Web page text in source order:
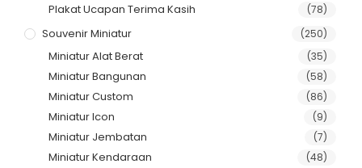
Plakat Ucapan Terima Kasih (78)
Souvenir Miniatur (250)
Miniatur Alat Berat (35)
Miniatur Bangunan (58)
Miniatur Custom (86)
Miniatur Icon (9)
Miniatur Jembatan (7)
Miniatur Kendaraan (48)